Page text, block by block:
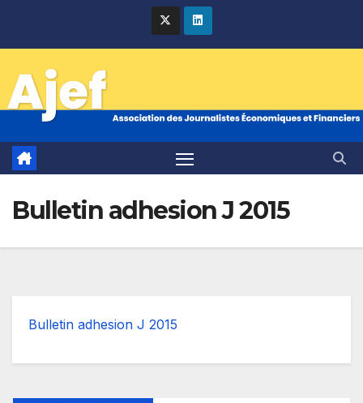
Bulletin adhesion J 2015
Bulletin adhesion J 2015